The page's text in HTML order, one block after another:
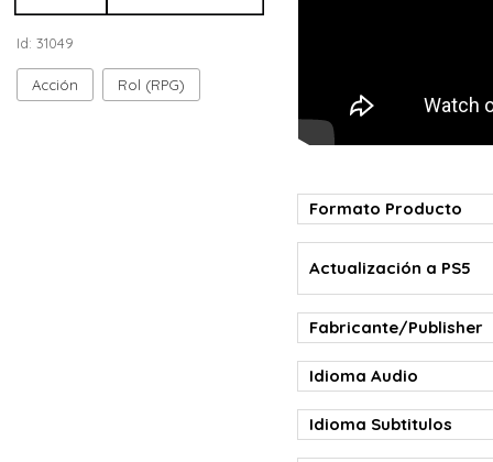
Id: 31049
Acción Rol (RPG)
Formato Producto
Actualización a PS5
Fabricante/Publisher
Idioma Audio
Idioma Subtitulos